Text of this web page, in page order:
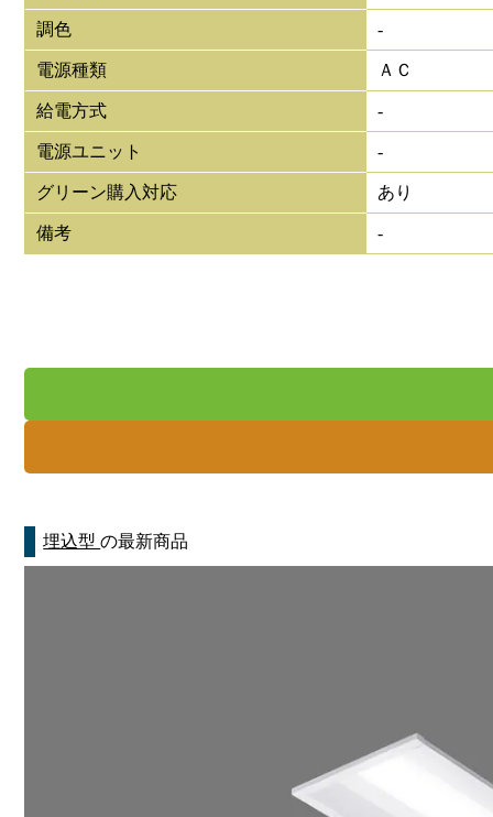
調色 -
電源種類 ＡＣ
給電方式 -
電源ユニット -
グリーン購入対応 あり
備考 -
埋込型の最新商品